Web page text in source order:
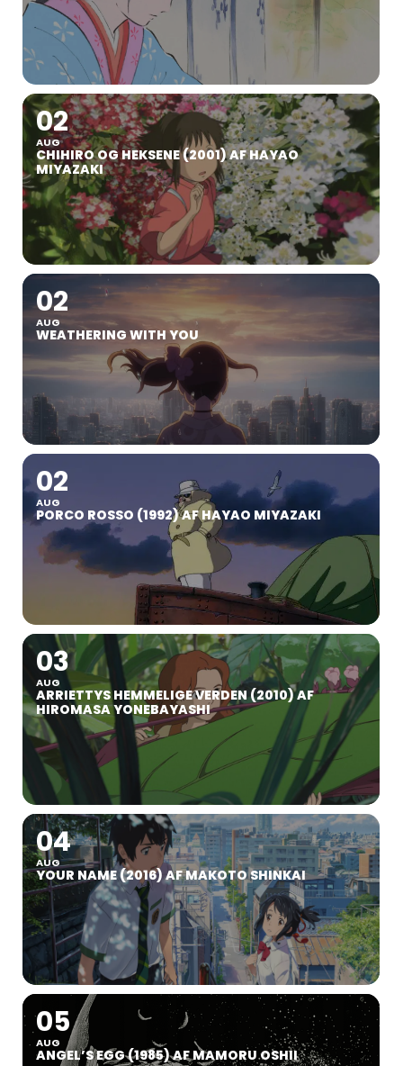
02
AUG
CHIHIRO OG HEKSENE (2001) AF HAYAO
MIYAZAKI
02
AUG
WEATHERING WITH YOU
02
AUG
PORCO ROSSO (1992) AF HAYAO MIYAZAKI
03
AUG
ARRIETTYS HEMMELIGE VERDEN (2010) AF
HIROMASA YONEBAYASHI
04
AUG
YOUR NAME (2016) AF MAKOTO SHINKAI
05
AUG
ANGEL’S EGG (1985) AF MAMORU OSHII